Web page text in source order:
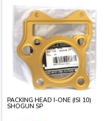
PACKING HEAD I-ONE (ISI 10)
SHOGUN SP